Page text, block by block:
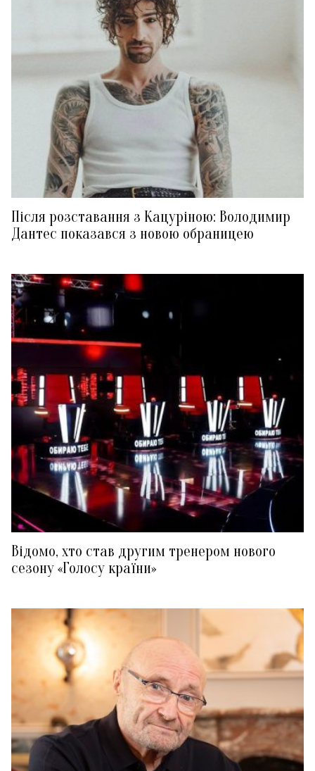
Після розставання з Кацуріною: Володимир
Дантес показався з новою обраницею
Відомо, хто став другим тренером нового
сезону «Голосу країни»